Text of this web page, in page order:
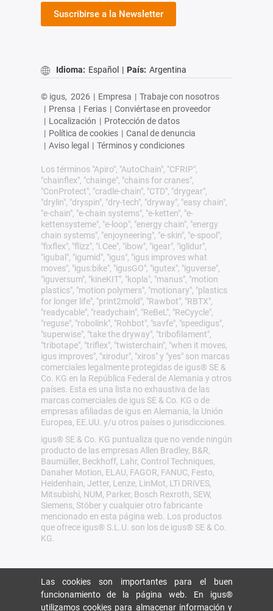
Suscribirse a la Newsletter
Idioma: Español | País: Argentina
© igus, 2026 | Empresa | Trabaje con nosotros
| Prensa | Ferias | Conviértase en proveedor
| Localización | Protección de datos
| Política de cookies | Canal de denuncia
| Aviso legal | Términos y condiciones
Los términos "Apiro", "AutoChain", "CFRIP",
"chainflex", "chainge", "chains for cranes",
"ConProtect", "cradle-chain", "CTD", "drygear",
"drylin", "dryspin", "dry-tech", "dryway", "easy chain",
"e-chain", "e-chain systems", "e-ketten", "e-
kettensysteme", "e-loop", "energy chain", "energy
chain systems", "enjoyneering", "e-skin", "e-spool",
"fixflex", "flizz", "i.Cee", "ibow", "igear", "iglidur",
"igubal", "igumid", "igus", "igus improves what
moves", "igus:bike", "igusGO", "igutex", "iguverse",
"iguversum", "kineKIT", "kopla", "manus", "motion
plastics", "motion polymers", "motionary", "plastics
for longer life", "print2mold", "Rawbot", "RBTX",
"readycable", "readychain", "ReBeL", "ReCyycle",
"reguse", "robolink", "Rohbot", "savfe", "speedigus",
"superwise", "take the dryway", "tribofilament",
"tribotape", "triflex", "twisterchain", "when it moves,
igus improves", "xirodur", "xiros" y "yes" son marcas
comerciales legalmente protegidas de igus® SE &
Co. KG en la República Federal de Alemania y otros
países. Esta es una lista no exhaustiva de las
marcas comerciales de igus SE & Co. KG o de
empresas afiliadas de igus en Alemania, la Unión
Europea, EE.UU. y/u otros países o jurisdicciones.
igus® SE & Co. KG puntualiza que no vende ningún
producto de las empresas Allen Bradley, B&R,
Baumüller, Beckhoff, Lahr, Control Techniques,
Danaher Motion, ELAU, FAGOR, FANUC, Festo,
Heidenhain, Jetter, Lenze, LinMot, LTi DRiVES,
Mitsubishi, NUM, Parker, Bosch Rexroth, SEW,
Siemens, Stöber y cualquier otro fabricante
mencionado en esta página web. Los productos
que ofrece igus® S.L.U. son los de igus® SE & Co.
KG.
Las cookies son importantes para el buen
funcionamiento de la página web. En igus®
utilizamos cookies para almacenar información y